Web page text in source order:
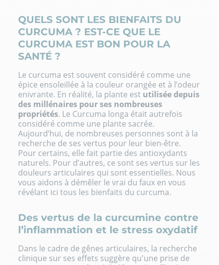
QUELS SONT LES BIENFAITS DU
CURCUMA ? EST-CE QUE LE
CURCUMA EST BON POUR LA
SANTÉ ?
Le curcuma est souvent considéré comme une
épice ensoleillée à la couleur orangée et à l’odeur
enivrante. En réalité, la plante est utilisée depuis
des millénaires pour ses nombreuses
propriétés. Le Curcuma longa était autrefois
considéré comme une plante sacrée.
Aujourd’hui, de nombreuses personnes sont à la
recherche de ses vertus pour leur bien-être.
Pour certains, elle fait partie des antioxydants
naturels. Pour d’autres, ce sont ses vertus sur les
douleurs articulaires qui sont essentielles. Nous
vous aidons à démêler le vrai du faux en vous
révélant ici tous les bienfaits du curcuma.
Des vertus de la curcumine contre
l’inflammation et le stress oxydatif
Dans le cadre de gênes articulaires, la recherche
clinique sur ses effets suggère qu'une prise de